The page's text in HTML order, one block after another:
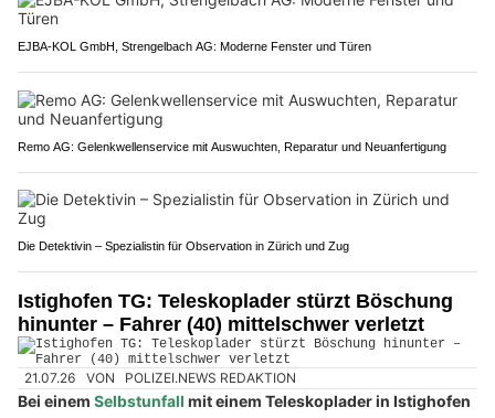
EJBA-KOL GmbH, Strengelbach AG: Moderne Fenster und Türen
Remo AG: Gelenkwellenservice mit Auswuchten, Reparatur und Neuanfertigung
Die Detektivin – Spezialistin für Observation in Zürich und Zug
Istighofen TG: Teleskoplader stürzt Böschung
hinunter – Fahrer (40) mittelschwer verletzt
21.07.26 VON POLIZEI.NEWS REDAKTION
Bei einem Selbstunfall mit einem Teleskoplader in Istighofen